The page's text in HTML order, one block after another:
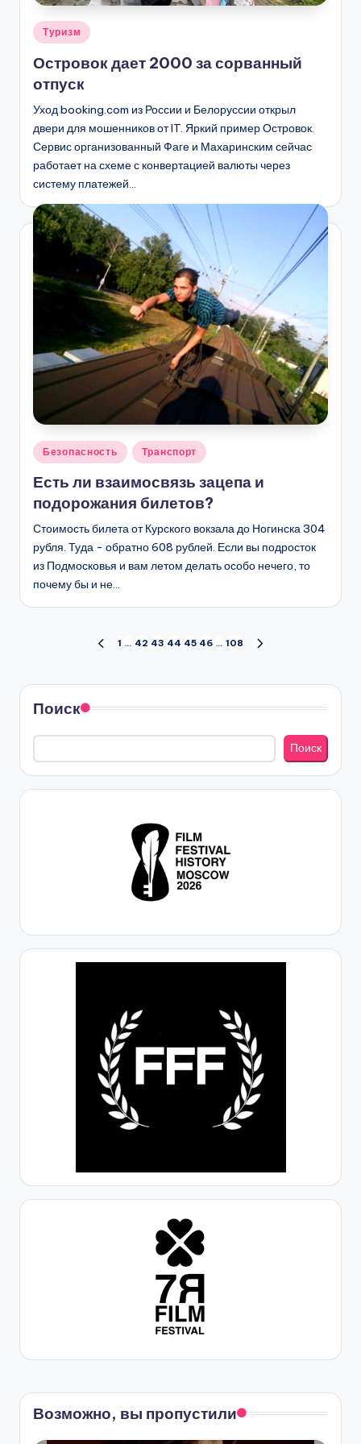
Опубликовано
Туризм
Островок дает 2000 за сорванный
отпуск
Уход booking.com из России и Белоруссии открыл
двери для мошенников от IT. Яркий пример Островок.
Сервис организованный Фаге и Махаринским сейчас
работает на схеме с конвертацией валюты через
систему платежей…
Опубликовано
Безопасность Транспорт
Есть ли взаимосвязь зацепа и
подорожания билетов?
Стоимость билета от Курского вокзала до Ногинска 304
рубля. Туда - обратно 608 рублей. Если вы подросток
из Подмосковья и вам летом делать особо нечего, то
почему бы и не…
Пагинация
записей
ПРЕД.
1 … 42 43 44 45 46 … 108
Поиск
Поиск
Возможно, вы пропустили